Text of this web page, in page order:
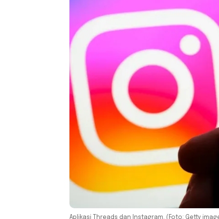
Aplikasi Threads dan Instagram. (Foto: Getty